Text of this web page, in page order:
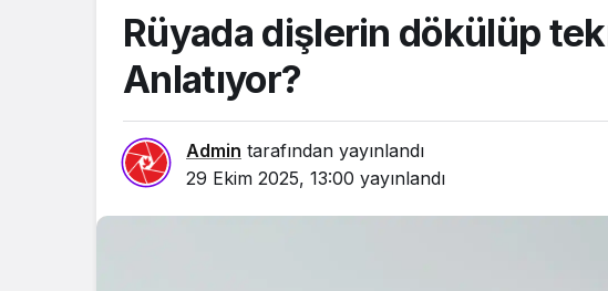
Rüyada dişlerin dökülüp
Anlatıyor?
Admin tarafından yayınlandı
29 Ekim 2025, 13:00 yayınlandı